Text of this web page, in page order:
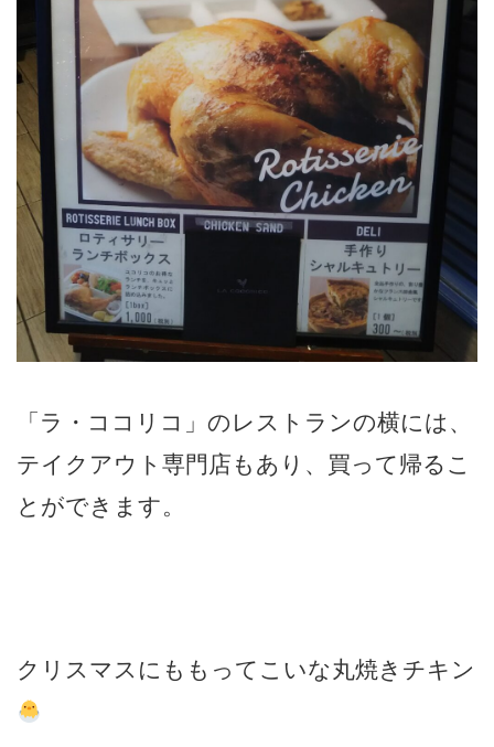
「ラ・ココリコ」のレストランの横には、
テイクアウト専門店もあり、買って帰るこ
とができます。
クリスマスにももってこいな丸焼きチキン